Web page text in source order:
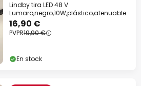
Lindby tira LED 48 V
Lumaro,negro,10W,plástico,atenuable
16,90 €
PVPR19,90 €
En stock